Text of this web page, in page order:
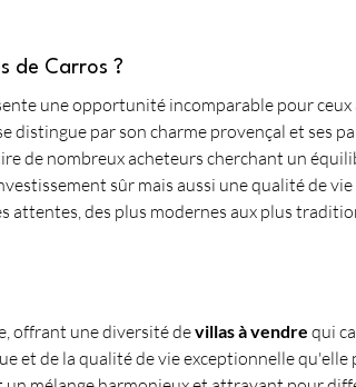
de Carros ?
une opportunité incomparable pour ceux
distingue par son charme provençal et ses
de nombreux acheteurs cherchant un
sûr mais aussi une qualité de
attentes, des plus modernes aux plus
offrant une diversité de villas à vendre qui
et de la qualité de vie exceptionnelle qu'elle